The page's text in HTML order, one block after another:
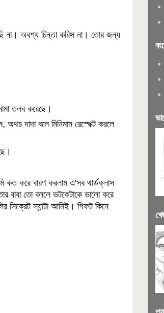
না। অবশ্য চিন্তা করিস না। তোর জন্য
তলব করেছে।
দাদা বলে মিনিমাম রেস্পেক্ট করলে
কত করে বারণ করলাম এ'সব থার্ডক্লাস
বাবা তো বললে ভটকেটাকে ভালো করে
সিক্রেট স্যান্টা আমিই। গিফট কিনে